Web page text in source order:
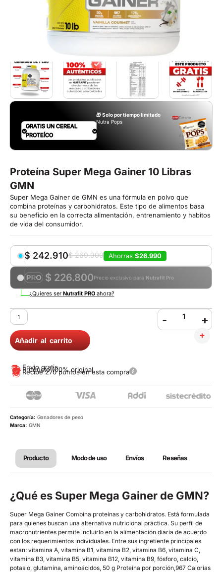
🎁 Solo por tiempo limitado
Nutra Pops
Desde
$160.000.
Aplican
T&C
GRATIS UN CEREAL
PROTEÍCO
Proteína Super Mega Gainer 10 Libras
GMN
Super Mega Gainer de GMN es una fórmula en polvo que
combina proteínas y carbohidratos. Este tipo de alimentos basa
su beneficio en la correcta alimentación, entrenamiento y habitos
de vida del consumidor.
$269.900
$ 242.910 Ahorras $26.990
$ 226.800Precio exclusivo para Nutrafit Pro
¿Quieres ser Nutrafit PROahora?
- +
Añadir al carrito
Envío gratis
Producto 100% original
Recibe 270 puntos en esta compra
Categoría: Ganadores de peso
Marca: GMN
Producto Modo de uso Envíos Reseñas
¿Qué es Super Mega Gainer de GMN?
Super Mega Gainer Combina proteínas y carbohidratos. Está formulada
para quienes buscan una alternativa nutricional práctica. Su perfil de
macronutrientes permite incluirlo en la alimentación diaria de acuerdo
con los requerimientos individuales. Entre sus ingretiente principales
estan: vitamina A, vitamina B1, vitamina B2, vitamina B6, vitamina C,
vitamina B3, vitamina B5, vitamina B12, vitamina B9, fósforo, calcio,
potasio, glutamina, aminoácidos, 50 g Proteína por porción,967 Calorías